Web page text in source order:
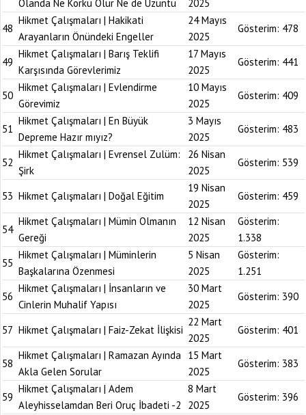
Olanda Ne Korku Olur Ne de Üzüntü 2025
48
Hikmet Çalışmaları | Hakikati
Arayanların Önündeki Engeller
24 Mayıs
2025
Gösterim: 478
49
Hikmet Çalışmaları | Barış Teklifi
Karşısında Görevlerimiz
17 Mayıs
2025
Gösterim: 441
50
Hikmet Çalışmaları | Evlendirme
Görevimiz
10 Mayıs
2025
Gösterim: 409
51
Hikmet Çalışmaları | En Büyük
Depreme Hazır mıyız?
3 Mayıs
2025
Gösterim: 483
52
Hikmet Çalışmaları | Evrensel Zulüm:
Şirk
26 Nisan
2025
Gösterim: 539
53 Hikmet Çalışmaları | Doğal Eğitim
19 Nisan
2025
Gösterim: 459
54
Hikmet Çalışmaları | Mümin Olmanın
Gereği
12 Nisan
2025
Gösterim:
1.338
55
Hikmet Çalışmaları | Müminlerin
Başkalarına Özenmesi
5 Nisan
2025
Gösterim:
1.251
56
Hikmet Çalışmaları | İnsanların ve
Cinlerin Muhalif Yapısı
30 Mart
2025
Gösterim: 390
57 Hikmet Çalışmaları | Faiz-Zekat İlişkisi
22 Mart
2025
Gösterim: 401
58
Hikmet Çalışmaları | Ramazan Ayında
Akla Gelen Sorular
15 Mart
2025
Gösterim: 383
59
Hikmet Çalışmaları | Adem
Aleyhisselamdan Beri Oruç İbadeti -2
8 Mart
2025
Gösterim: 396